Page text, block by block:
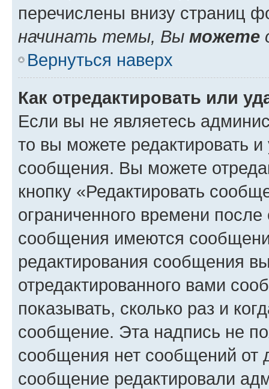
перечислены внизу страниц
начинать темы, Вы можете
Вернуться наверх
Как отредактировать или
Если вы не являетесь
то вы можете редактировать
сообщения. Вы можете
кнопку «Редактировать
ограниченного времени
сообщения имеются
редактирования сообщения
отредактированного вами
показывать, сколько раз и
сообщение. Эта надпись не
сообщения нет сообщений от
сообщение редактировали